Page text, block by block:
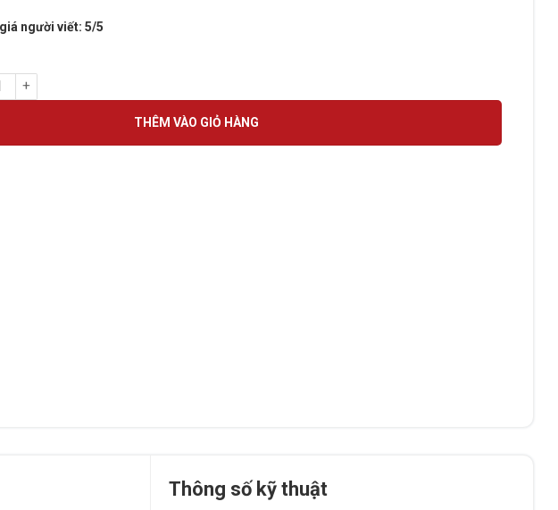
người viết: 5/5
MẶT TRỜI JINDIAN 100W JD-V100 100W số lượng
THÊM VÀO GIỎ HÀNG
Thông số kỹ thuật